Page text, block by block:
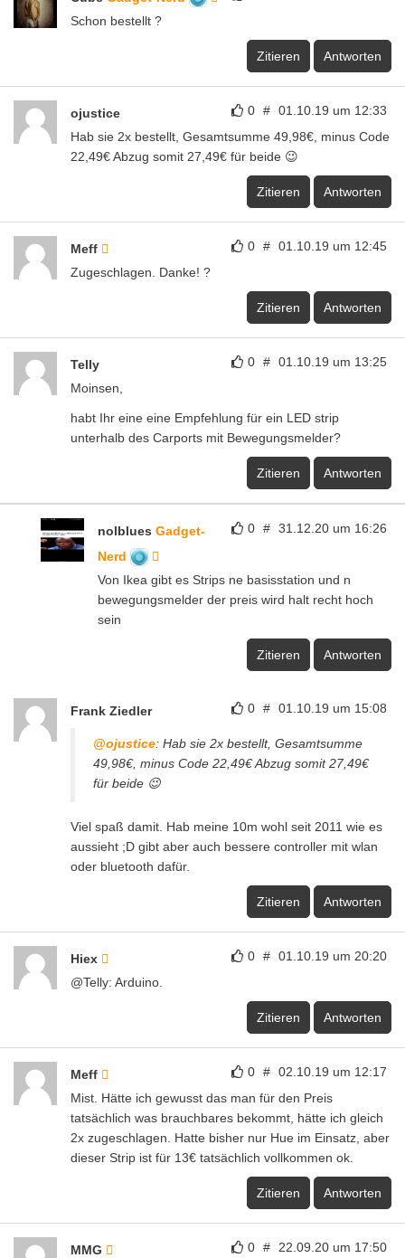
Schon bestellt ?
Zitieren Antworten
0 # 01.10.19 um 12:33
ojustice
Hab sie 2x bestellt, Gesamtsumme 49,98€, minus Code
22,49€ Abzug somit 27,49€ für beide 😉
Zitieren Antworten
0 # 01.10.19 um 12:45
Meff
Zugeschlagen. Danke! ?
Zitieren Antworten
0 # 01.10.19 um 13:25
Telly
Moinsen,
habt Ihr eine eine Empfehlung für ein LED strip
unterhalb des Carports mit Bewegungsmelder?
Zitieren Antworten
0 # 31.12.20 um 16:26
nolblues Gadget-
Nerd
Von Ikea gibt es Strips ne basisstation und n
bewegungsmelder der preis wird halt recht hoch
sein
Zitieren Antworten
0 # 01.10.19 um 15:08
Frank Ziedler
@ojustice: Hab sie 2x bestellt, Gesamtsumme
49,98€, minus Code 22,49€ Abzug somit 27,49€
für beide 😉
Viel spaß damit. Hab meine 10m wohl seit 2011 wie es
aussieht ;D gibt aber auch bessere controller mit wlan
oder bluetooth dafür.
Zitieren Antworten
0 # 01.10.19 um 20:20
Hiex
@Telly: Arduino.
Zitieren Antworten
0 # 02.10.19 um 12:17
Meff
Mist. Hätte ich gewusst das man für den Preis
tatsächlich was brauchbares bekommt, hätte ich gleich
2x zugeschlagen. Hatte bisher nur Hue im Einsatz, aber
dieser Strip ist für 13€ tatsächlich vollkommen ok.
Zitieren Antworten
0 # 22.09.20 um 17:50
MMG